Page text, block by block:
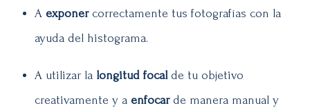
A exponercorrectamente tus fotografías con la
ayuda del histograma.
A utilizar la longitud focalde tu objetivo
creativamente y a enfocarde manera manual y